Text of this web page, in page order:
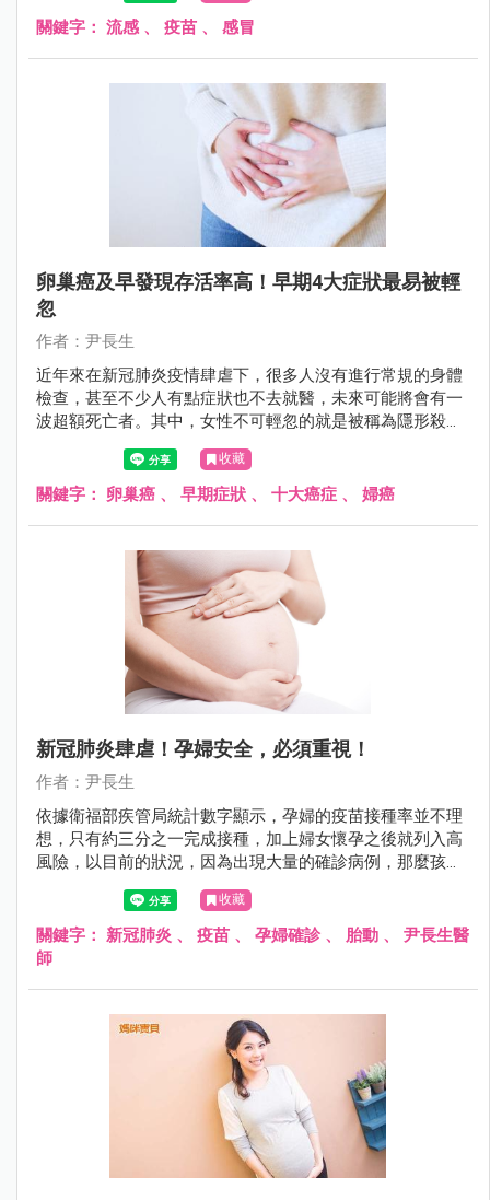
關鍵字： 流感 、 疫苗 、 感冒
卵巢癌及早發現存活率高！早期4大症狀最易被輕
忽
作者：尹長生
近年來在新冠肺炎疫情肆虐下，很多人沒有進行常規的身體
檢查，甚至不少人有點症狀也不去就醫，未來可能將會有一
波超額死亡者。其中，女性不可輕忽的就是被稱為隱形殺手
的「卵巢癌」，其致死率與死亡人數都是婦科癌症的首位。
因此尹長生醫師提醒若符合早期症狀且存在1個月以上，要
盡快就醫詳細檢查。
收藏
關鍵字： 卵巢癌 、 早期症狀 、 十大癌症 、 婦癌
新冠肺炎肆虐！孕婦安全，必須重視！
作者：尹長生
依據衛福部疾管局統計數字顯示，孕婦的疫苗接種率並不理
想，只有約三分之一完成接種，加上婦女懷孕之後就列入高
風險，以目前的狀況，因為出現大量的確診病例，那麼孩
童、中老年的高危者、懷孕母親等..就醫能量將被壓縮。
收藏
關鍵字： 新冠肺炎 、 疫苗 、 孕婦確診 、 胎動 、 尹長生醫
師